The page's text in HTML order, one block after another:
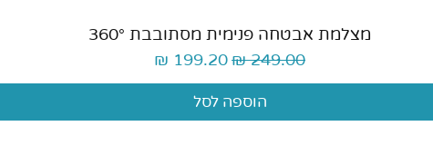
תצוגה מהירה
מצלמת אבטחה פנימית מסתובבת 360°
מחיר רגיל מחיר מבצע
הוספה לסל